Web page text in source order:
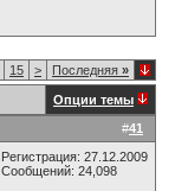
15 > Последняя »
Опции темы
#41
Регистрация: 27.12.2009
Сообщений: 24,098